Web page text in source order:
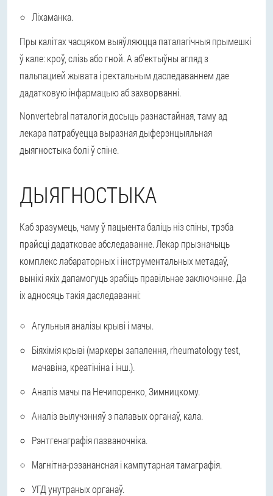
Ліхаманка.
Пры калітах часцяком выяўляюцца паталагічныя прымешкі
ў кале: кроў, слізь або гной. А аб'ектыўны агляд з
пальпацией жывата і ректальным даследаваннем дае
дадатковую інфармацыю аб захворванні.
Nonvertebral паталогія досыць разнастайная, таму ад
лекара патрабуецца выразная дыферэнцыяльная
дыягностыка болі ў спіне.
ДЫЯГНОСТЫКА
Каб зразумець, чаму ў пацыента баліць ніз спіны, трэба
прайсці дадатковае абследаванне. Лекар прызначыць
комплекс лабараторных і інструментальных метадаў,
вынікі якіх дапамогуць зрабіць правільнае заключэнне. Да
іх адносяць такія даследаванні:
Агульныя аналізы крыві і мачы.
Біяхімія крыві (маркеры запалення, rheumatology test,
мачавіна, креатініна і інш.).
Аналіз мачы па Нечипоренко, Зимницкому.
Аналіз вылучэнняў з палавых органаў, кала.
Рэнтгенаграфія пазваночніка.
Магнітна-рэзанансная і кампутарная тамаграфія.
УГД унутраных органаў.